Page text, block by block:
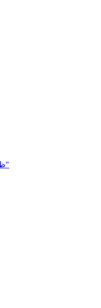
ظافر العابدين يراهن على فيلمه "صوفيا"